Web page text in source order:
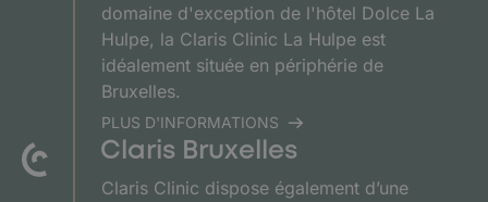
domaine d'exception de l'hôtel Dolce La
Hulpe, la Claris Clinic La Hulpe est
idéalement située en périphérie de
Bruxelles.
PLUS D'INFORMATIONS
Claris Bruxelles
Claris Clinic dispose également d’une